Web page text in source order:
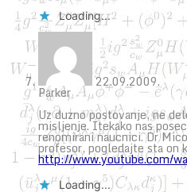
Loading...
22.09.2009.
Parker
Uz duzno postovanje, ne
misljenje. Itekako nas
renomirani naucnici. Dr
profesor, pogledajte sta on
http://www.youtube.com/
Loading...